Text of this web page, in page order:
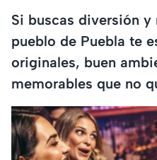
Si buscas diversión y
pueblo de Puebla te
originales, buen
memorables que no